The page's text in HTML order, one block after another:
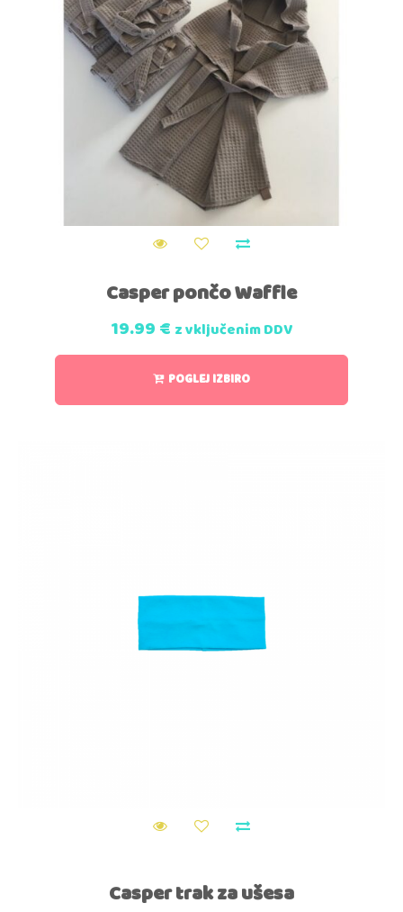
Casper pončo Waffle
19.99€ z vključenim DDV
POGLEJ IZBIRO
Casper trak za ušesa